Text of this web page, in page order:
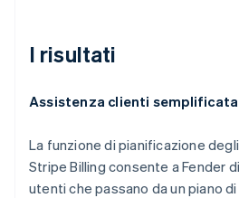
I risultati
Assistenza clienti semplificata
La funzione di pianificazione
Stripe Billing consente a Fender
utenti che passano da un piano